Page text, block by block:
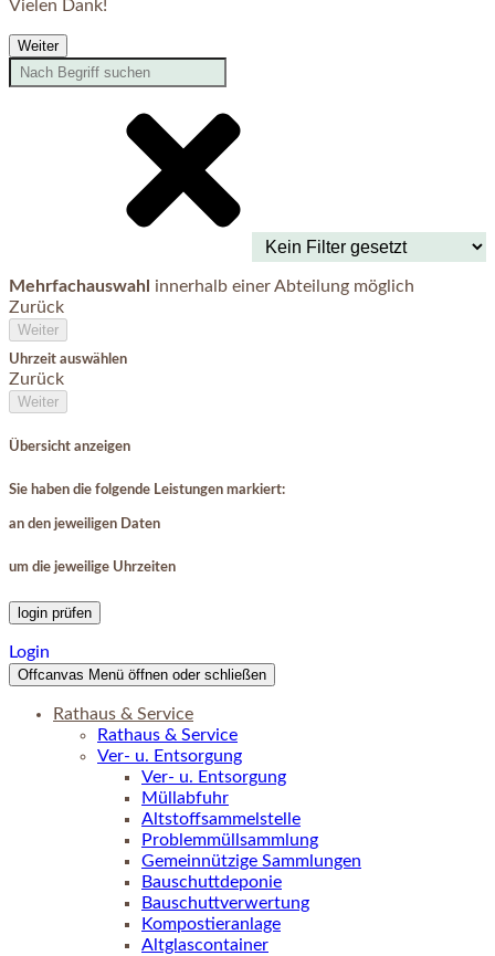
Vielen Dank!
Weiter
Mehrfachauswahl innerhalb einer Abteilung möglich
Zurück
Weiter
Uhrzeit auswählen
Zurück
Weiter
Übersicht anzeigen
Sie haben die folgende Leistungen markiert:
an den jeweiligen Daten
um die jeweilige Uhrzeiten
login prüfen
Login
Offcanvas Menü öffnen oder schließen
Rathaus & Service
Rathaus & Service
Ver- u. Entsorgung
Ver- u. Entsorgung
Müllabfuhr
Altstoffsammelstelle
Problemmüllsammlung
Gemeinnützige Sammlungen
Bauschuttdeponie
Bauschuttverwertung
Kompostieranlage
Altglascontainer